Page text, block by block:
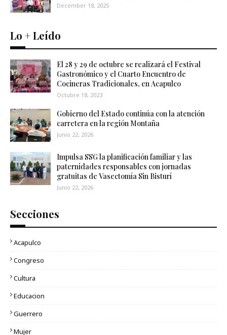
December 18, 2025
Lo + Leído
El 28 y 29 de octubre se realizará el Festival
Gastronómico y el Cuarto Encuentro de
Cocineras Tradicionales, en Acapulco
Octubre 18, 2023
Gobierno del Estado continúa con la atención
carretera en la región Montaña
Junio 22, 2026
Impulsa SSG la planificación familiar y las
paternidades responsables con jornadas
gratuitas de Vasectomía Sin Bisturí
Junio 22, 2026
Secciones
Acapulco
Congreso
Cultura
Educacion
Guerrero
Mujer